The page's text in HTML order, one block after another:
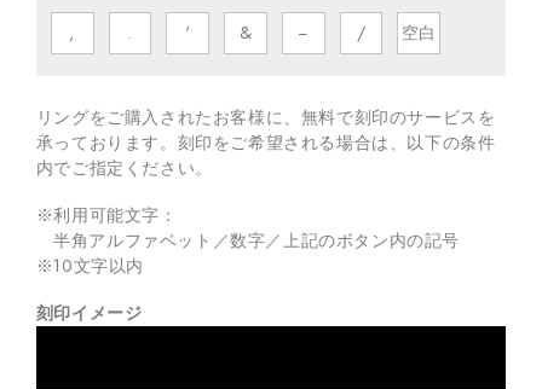
, . ' & − / 空白
リングをご購入されたお客様に、無料で刻印のサービスを
承っております。 刻印をご希望される場合は、以下の条件
内でご指定ください。
※利用可能文字：
半角アルファベット／数字／上記のボタン内の記号
※10文字以内
刻印イメージ